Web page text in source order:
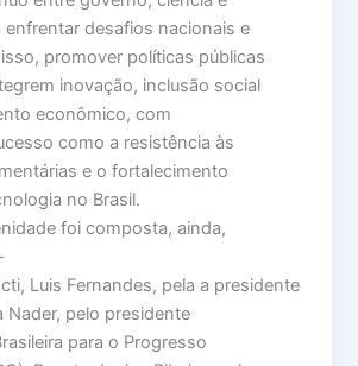
enfrentar desafios nacionais e
promover políticas públicas
inovação, inclusão social
econômico, com
como a resistência às
e o fortalecimento
no Brasil.
foi composta, ainda,
Luis Fernandes, pela a presidente
Nader, pelo presidente
para o Progresso